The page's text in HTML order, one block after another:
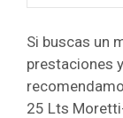
Si buscas un
prestaciones
25 Lts